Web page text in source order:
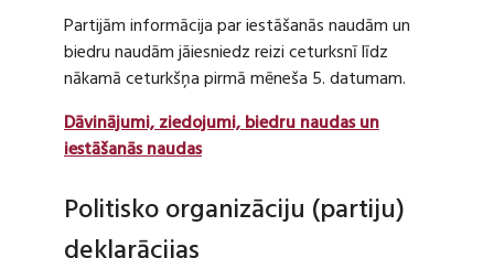
Partijām informācija par iestāšanās naudām un
biedru naudām jāiesniedz reizi ceturksnī līdz
nākamā ceturkšņa pirmā mēneša 5. datumam.
Dāvinājumi, ziedojumi, biedru naudas un
iestāšanās naudas
Politisko organizāciju (partiju)
deklarācijas